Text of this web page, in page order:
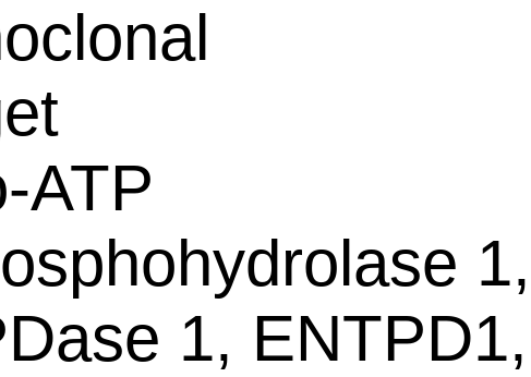
ATP
1,
1, ENTPD1,